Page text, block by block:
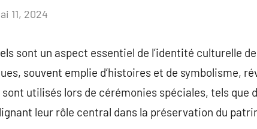
11, 2024
sont un aspect essentiel de l’identité culturelle
souvent emplie d’histoires et de symbolisme,
sont utilisés lors de cérémonies spéciales, tels que
leur rôle central dans la préservation du